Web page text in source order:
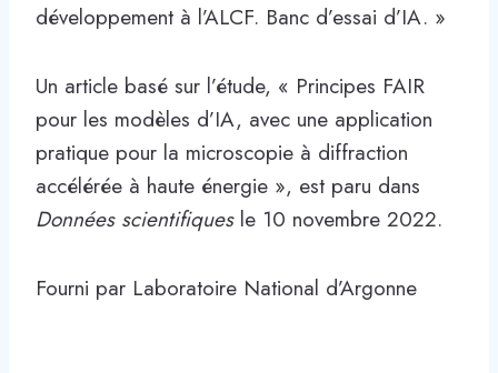
développement à l’ALCF. Banc d’essai d’IA. »
Un article basé sur l’étude, « Principes FAIR
pour les modèles d’IA, avec une application
pratique pour la microscopie à diffraction
accélérée à haute énergie », est paru dans
Données scientifiquesle 10 novembre 2022.
Fourni par Laboratoire National d’Argonne